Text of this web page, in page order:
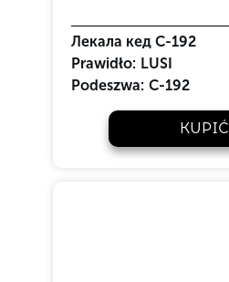
Лекала кед C-192
Prawidło: LUSI
Podeszwa: C-192
KUPIĆ